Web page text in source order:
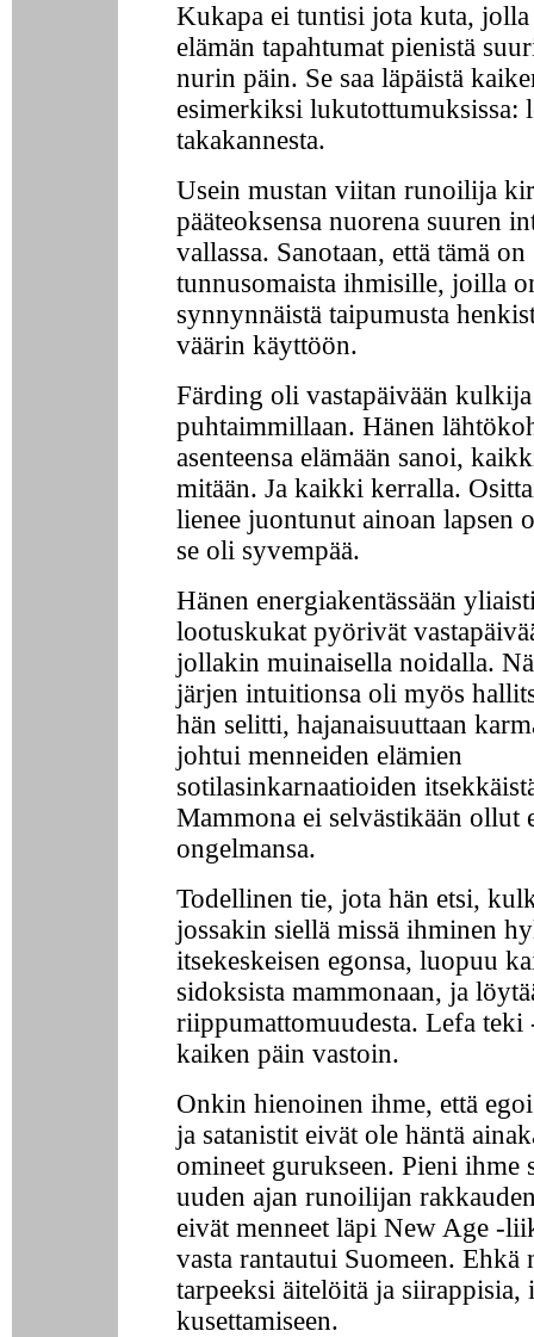
Kukapa ei tuntisi jota kuta,
elämän tapahtumat pienistä
nurin päin. Se saa läpäistä
esimerkiksi lukutottumuksissa:
takakannesta.
Usein mustan viitan runoilija
pääteoksensa nuorena suuren
vallassa. Sanotaan, että tämä on
tunnusomaista ihmisille, joilla
synnynnäistä taipumusta
väärin käyttöön.
Färding oli vastapäivään kulkija
puhtaimmillaan. Hänen
asenteensa elämään sanoi,
mitään. Ja kaikki kerralla.
lienee juontunut ainoan lapsen
se oli syvempää.
Hänen energiakentässään
lootuskukat pyörivät
jollakin muinaisella noidalla.
järjen intuitionsa oli myös
hän selitti, hajanaisuuttaan
johtui menneiden elämien
sotilasinkarnaatioiden
Mammona ei selvästikään ollut
ongelmansa.
Todellinen tie, jota hän etsi,
jossakin siellä missä ihminen
itsekeskeisen egonsa, luopuu
sidoksista mammonaan, ja
riippumattomuudesta. Lefa teki
kaiken päin vastoin.
Onkin hienoinen ihme, että
ja satanistit eivät ole häntä
omineet gurukseen. Pieni ihme
uuden ajan runoilijan
eivät menneet läpi New Age -
vasta rantautui Suomeen. Ehkä
tarpeeksi äitelöitä ja siirappisia,
kusettamiseen.